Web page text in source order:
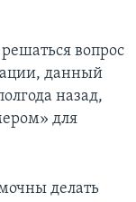
вопрос
данный
назад,
для
делать